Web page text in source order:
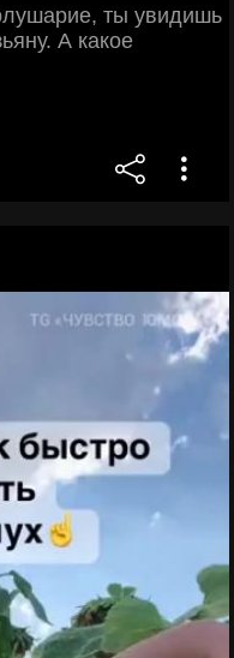
ты увидишь
А какое